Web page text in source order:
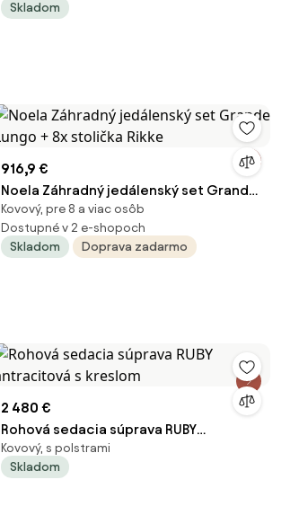
Skladom
916,9 €
Noela Záhradný jedálenský set Grande
Lungo + 8x stolička Rikke
Kovový, pre 8 a viac osôb
Dostupné v 2 e-shopoch
Skladom
Doprava zadarmo
2 480 €
Rohová sedacia súprava RUBY
antracitová s kreslom
Kovový, s polstrami
Skladom